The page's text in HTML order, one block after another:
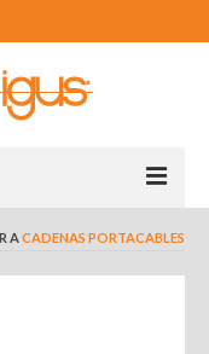
ACADENAS PORTACABLES